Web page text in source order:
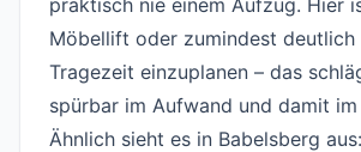
praktisch nie einem Aufzug. Hier
Möbellift oder zumindest deutlich
Tragezeit einzuplanen – das
spürbar im Aufwand und damit im
Ähnlich sieht es in Babelsberg